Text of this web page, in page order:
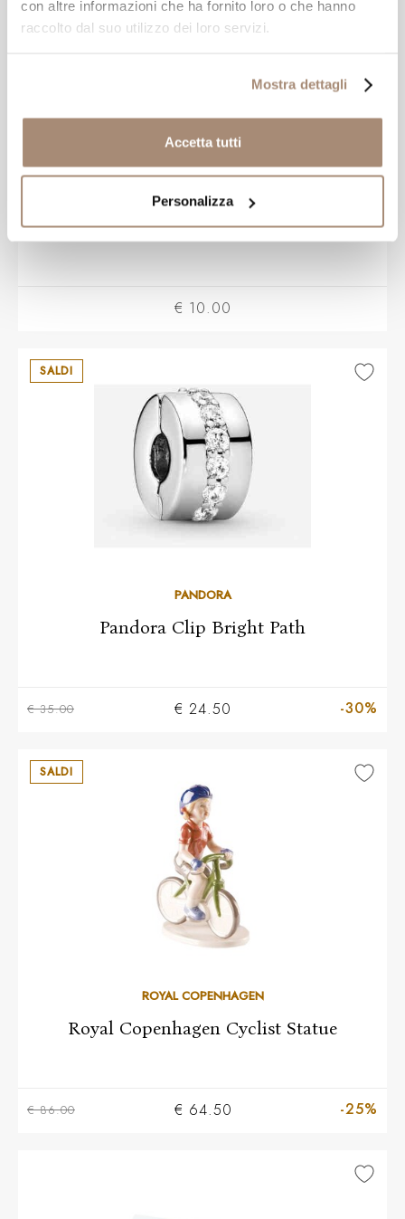
con altre informazioni che ha fornito loro o che hanno
raccolto dal suo utilizzo dei loro servizi.
Mostra dettagli
Accetta tutti
Personalizza
MONT BLANC
Montblanc Mine Refill 0.5mm 10pcs
€ 10.00
SALDI
PANDORA
Pandora Clip Bright Path
€ 35.00 € 24.50 -30%
SALDI
ROYAL COPENHAGEN
Royal Copenhagen Cyclist Statue
€ 86.00 € 64.50 -25%